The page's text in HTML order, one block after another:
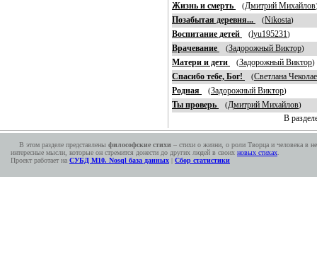
Жизнь и смерть
(Дмитрий Михайлов
Позабытая деревня... (Nikosta)
Воспитание детей (lyu195231)
Врачевание (Задорожный Виктор)
Матери и дети (Задорожный Виктор
Спасибо тебе, Бог! (Светлана
Родная
(Задорожный Виктор)
Ты проверь (Дмитрий Михайлов)
В
В этом разделе представлены философские стихи – стихи о жизни, о роли Творца и человека в
интересные мысли, которые он стремится донести до других людей в своих новых стихах
Проект работает на СУБД М10. Nosql база данных | Сбор статистики